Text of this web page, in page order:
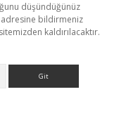
düşündüğünüz
adresine bildirmeniz
kaldırılacaktır.